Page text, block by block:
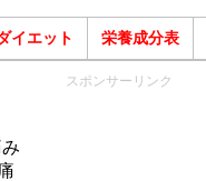
イエット 栄養成分表
スポンサーリンク